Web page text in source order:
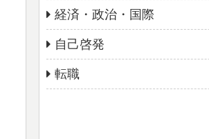
経済・政治・国際
自己啓発
転職